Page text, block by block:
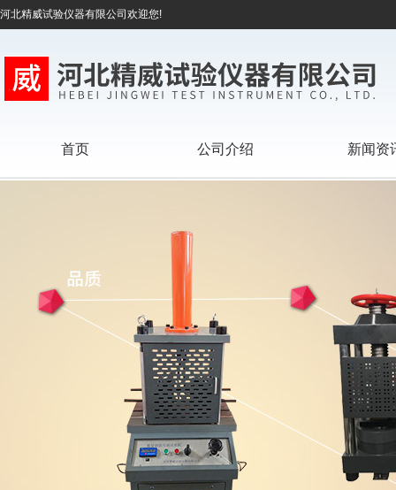
河北精威试验仪器有限公司欢迎您!
首页 公司介绍 新闻资